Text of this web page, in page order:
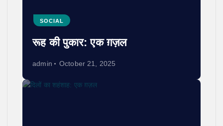
SOCIAL
रूह की पुकार: एक ग़ज़ल
admin October 21, 2025